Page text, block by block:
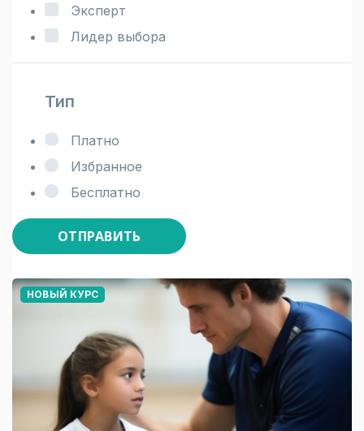
Эксперт
Лидер выбора
Тип
Платно
Избранное
Бесплатно
ОТПРАВИТЬ
НОВЫЙ КУРС